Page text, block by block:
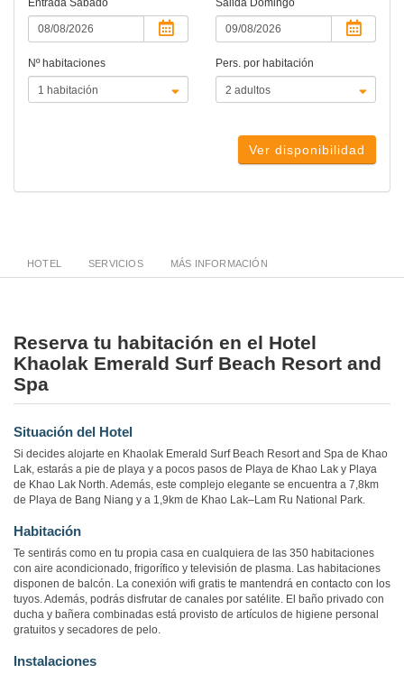
Entrada Sábado Salida Domingo
Nº habitaciones Pers. por habitación
Ver disponibilidad
HOTEL SERVICIOS MÁS INFORMACIÓN
Reserva tu habitación en el Hotel
Khaolak Emerald Surf Beach Resort and
Spa
Situación del Hotel
Si decides alojarte en Khaolak Emerald Surf Beach Resort and Spa de Khao
Lak, estarás a pie de playa y a pocos pasos de Playa de Khao Lak y Playa
de Khao Lak North. Además, este complejo elegante se encuentra a 7,8km
de Playa de Bang Niang y a 1,9km de Khao Lak–Lam Ru National Park.
Habitación
Te sentirás como en tu propia casa en cualquiera de las 350 habitaciones
con aire acondicionado, frigorífico y televisión de plasma. Las habitaciones
disponen de balcón. La conexión wifi gratis te mantendrá en contacto con los
tuyos. Además, podrás disfrutar de canales por satélite. El baño privado con
ducha y bañera combinadas está provisto de artículos de higiene personal
gratuitos y secadores de pelo.
Instalaciones